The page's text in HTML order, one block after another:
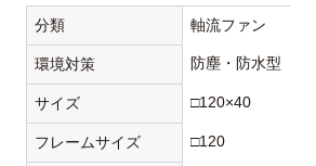
分類 軸流ファン
環境対策 防塵・防水型
サイズ □120×40
フレームサイズ □120